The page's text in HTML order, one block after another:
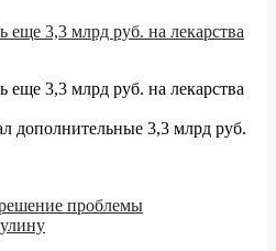
еще 3,3 млрд руб. на лекарства
еще 3,3 млрд руб. на лекарства
дополнительные 3,3 млрд руб.
проблемы